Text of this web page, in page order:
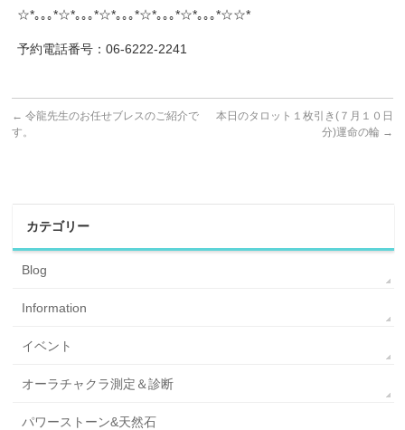
☆*｡｡｡*☆*｡｡｡*☆*｡｡｡*☆*｡｡｡*☆*｡｡｡*☆☆*
予約電話番号：06-6222-2241
← 令龍先生のお任せブレスのご紹介で
す。
本日のタロット１枚引き(７月１０日
分)運命の輪 →
カテゴリー
Blog
Information
イベント
オーラチャクラ測定＆診断
パワーストーン&天然石